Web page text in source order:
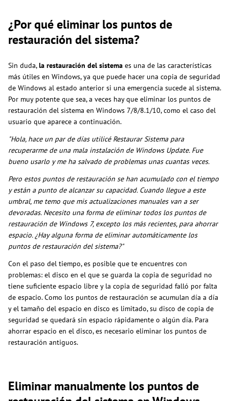
¿Por qué eliminar los puntos de
restauración del sistema?
Sin duda,la restauración del sistema es una de las características
más útiles en Windows, ya que puede hacer una copia de seguridad
de Windows al estado anterior si una emergencia sucede al sistema.
Por muy potente que sea, a veces hay que eliminar los puntos de
restauración del sistema en Windows 7/8/8.1/10, como el caso del
usuario que aparece a continuación.
"Hola, hace un par de días utilicé Restaurar Sistema para
recuperarme de una mala instalación de Windows Update. Fue
bueno usarlo y me ha salvado de problemas unas cuantas veces.
Pero estos puntos de restauración se han acumulado con el tiempo
y están a punto de alcanzar su capacidad. Cuando llegue a este
umbral, me temo que mis actualizaciones manuales van a ser
devoradas. Necesito una forma de eliminar todos los puntos de
restauración de Windows 7, excepto los más recientes, para ahorrar
espacio. ¿Hay alguna forma de eliminar automáticamente los
puntos de restauración del sistema?"
Con el paso del tiempo, es posible que te encuentres con
problemas: el disco en el que se guarda la copia de seguridad no
tiene suficiente espacio libre y la copia de seguridad falló por falta
de espacio. Como los puntos de restauración se acumulan día a día
y el tamaño del espacio en disco es limitado, su disco de copia de
seguridad se quedará sin espacio rápidamente o algún día. Para
ahorrar espacio en el disco, es necesario eliminar los puntos de
restauración antiguos.
Eliminar manualmente los puntos de